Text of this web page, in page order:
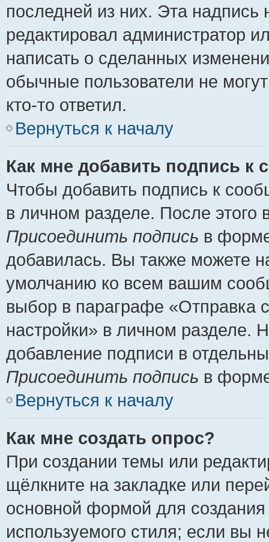
последней из них. Эта
редактировал администратор
написать о сделанных
обычные пользователи не
кто-то ответил.
Вернуться к началу
Как мне добавить подпись к
Чтобы добавить подпись к
в личном разделе. После
Присоединить подпись в
добавилась. Вы также можете
умолчанию ко всем вашим
выбор в параграфе «Отправка
настройки» в личном разделе.
добавление подписи в
Присоединить подпись в
Вернуться к началу
Как мне создать опрос?
При создании темы или
щёлкните на закладке или
основной формой для
используемого стиля; если вы